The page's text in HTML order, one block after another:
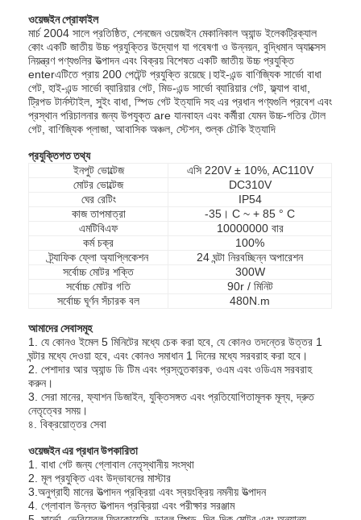
ওয়েজইন প্রোফাইল
মার্চ 2004 সালে প্রতিষ্ঠিত, শেনজেন ওয়েজইন মেকানিকাল অ্যান্ড ইলেকট্রিক্যাল
কোং একটি জাতীয় উচ্চ প্রযুক্তির উদ্যোগ যা গবেষণা ও উন্নয়ন, বুদ্ধিমান অ্যাক্সেস
নিয়ন্ত্রণ পণ্যগুলির উত্পাদন এবং বিক্রয় বিশেষত একটি জাতীয় উচ্চ প্রযুক্তি
enterএটিতে প্রায় 200 পেটেন্ট প্রযুক্তি রয়েছে।হাই-এন্ড বাণিজ্যিক সার্ভো বাধা
গেট, হাই-এন্ড সার্ভো ব্যারিয়ার গেট, মিড-এন্ড সার্ভো ব্যারিয়ার গেট, ফ্ল্যাপ বাধা,
ট্রিপড টার্নস্টাইল, সুইং বাধা, স্পিড গেট ইত্যাদি সহ এর প্রধান পণ্যগুলি প্রবেশ এবং
প্রস্থান পরিচালনার জন্য উপযুক্ত are যানবাহন এবং কর্মীরা যেমন উচ্চ-গতির টোল
গেট, বাণিজ্যিক প্লাজা, আবাসিক অঞ্চল, স্টেশন, শুল্ক চৌকি ইত্যাদি
প্রযুক্তিগত তথ্য
ইনপুট ভোল্টেজ
এসি 220V ± 10%, AC110V
মোটর ভোল্টেজ
DC310V
ঘের রেটিং
IP54
কাজ তাপমাত্রা
-35। C ~ + 85 ° C
এমটিবিএফ
10000000 বার
কর্ম চক্র
100%
ট্র্যাফিক ফ্লো অ্যাপ্লিকেশন
24 ঘন্টা নিরবচ্ছিন্ন অপারেশন
সর্বোচ্চ মোটর শক্তি
300W
সর্বোচ্চ মোটর গতি
90r / মিনিট
সর্বোচ্চ ঘূর্ণন সঁচারক বল
480N.m
আমাদের সেবাসমূহ
1. যে কোনও ইমেল 5 মিনিটের মধ্যে চেক করা হবে, যে কোনও তদন্তের উত্তর 1
ঘন্টার মধ্যে দেওয়া হবে, এবং কোনও সমাধান 1 দিনের মধ্যে সরবরাহ করা হবে।
2. পেশাদার আর অ্যান্ড ডি টিম এবং প্রস্তুতকারক, ওএম এবং ওডিএম সরবরাহ
করুন।
3. সেরা মানের, ফ্যাশন ডিজাইন, যুক্তিসঙ্গত এবং প্রতিযোগিতামূলক মূল্য, দ্রুত
নেতৃত্বের সময়।
৪. বিক্রয়োত্তর সেবা
ওয়েজইন এর প্রধান উপকারিতা
1. বাধা গেট জন্য গ্লোবাল নেতৃস্থানীয় সংস্থা
2. মূল প্রযুক্তি এবং উদ্ভাবনের মাস্টার
3.অনুগ্রাহী মানের উত্পাদন প্রক্রিয়া এবং স্বয়ংক্রিয় নমনীয় উত্পাদন
4. গ্লোবাল উন্নত উত্পাদন প্রক্রিয়া এবং পরীক্ষার সরঞ্জাম